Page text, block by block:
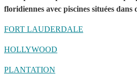
floridiennes avec piscines situées dans
FORT LAUDERDALE
HOLLYWOOD
PLANTATION